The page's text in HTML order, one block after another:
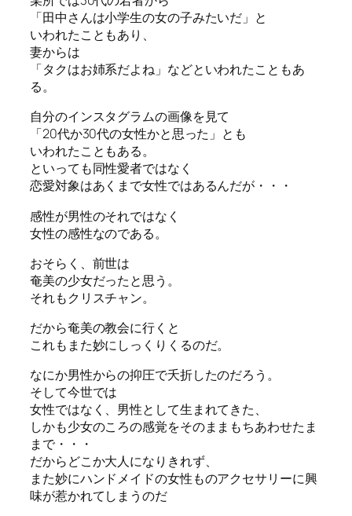
「田中さんは小学生の女の子みたいだ」と
いわれたこともあり、
妻からは
「タクはお姉系だよね」などといわれたこともあ
る。
自分のインスタグラムの画像を見て
「20代か30代の女性かと思った」とも
いわれたこともある。
といっても同性愛者ではなく
恋愛対象はあくまで女性ではあるんだが・・・
感性が男性のそれではなく
女性の感性なのである。
おそらく、前世は
奄美の少女だったと思う。
それもクリスチャン。
だから奄美の教会に行くと
これもまた妙にしっくりくるのだ。
なにか男性からの抑圧で夭折したのだろう。
そして今世では
女性ではなく、男性として生まれてきた、
しかも少女のころの感覚をそのままもちあわせたま
まで・・・
だからどこか大人になりきれず、
また妙にハンドメイドの女性ものアクセサリーに興
味が惹かれてしまうのだ